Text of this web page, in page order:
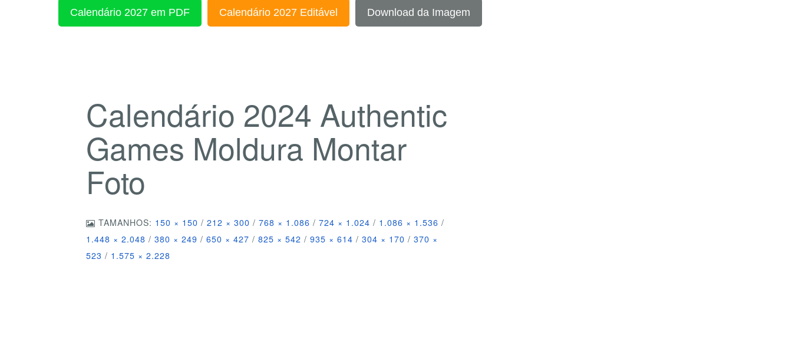
Calendário 2027 em PDF Calendário 2027 Editável Download da Imagem
Calendário 2024 Authentic
Games Moldura Montar
Foto
TAMANHOS: 150 × 150 / 212 × 300 / 768 × 1.086 / 724 × 1.024 / 1.086 × 1.536 /
1.448 × 2.048 / 380 × 249 / 650 × 427 / 825 × 542 / 935 × 614 / 304 × 170 / 370 ×
523 / 1.575 × 2.228